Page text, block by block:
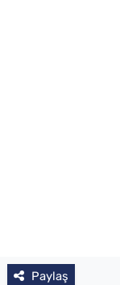
Paylaş